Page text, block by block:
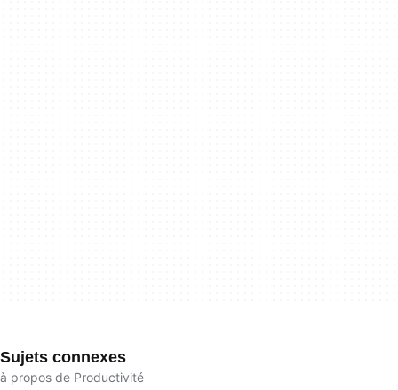
Sujets connexes
à propos de Productivité